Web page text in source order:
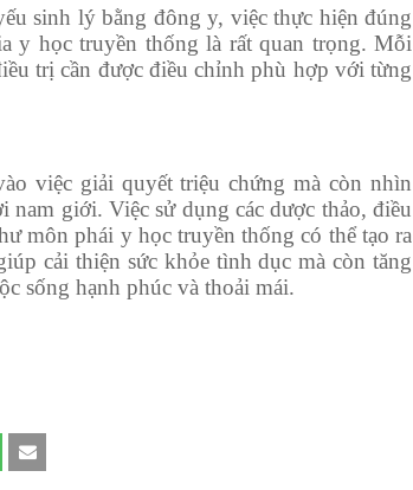
sinh lý bằng đông y, việc thực hiện đúng
y học truyền thống là rất quan trọng. Mỗi
trị cần được điều chỉnh phù hợp với từng
việc giải quyết triệu chứng mà còn nhìn
nam giới. Việc sử dụng các dược thảo, điều
môn phái y học truyền thống có thể tạo ra
cải thiện sức khỏe tình dục mà còn tăng
sống hạnh phúc và thoải mái.